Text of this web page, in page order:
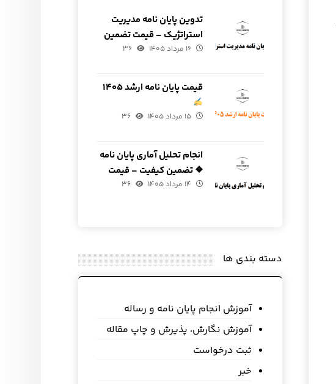
تدوین پایان نامه مدیریت
استراتژیک – قیمت تضمین
شده
۱۶ مرداد ۱۴۰۵ ۳۶
قیمت پایان نامه ارشد ۱۴۰۵
۱۵ مرداد ۱۴۰۵ ۳۶
انجام تحلیل آماری پایان نامه
❖ تضمین کیفیت – قیمت
مناسب
۱۴ مرداد ۱۴۰۵ ۳۶
دسته بندی ها
آموزش انجام پایان نامه و رساله
آموزش نگارش، پذیرش و چاپ مقاله
ثبت درخواست
خبر